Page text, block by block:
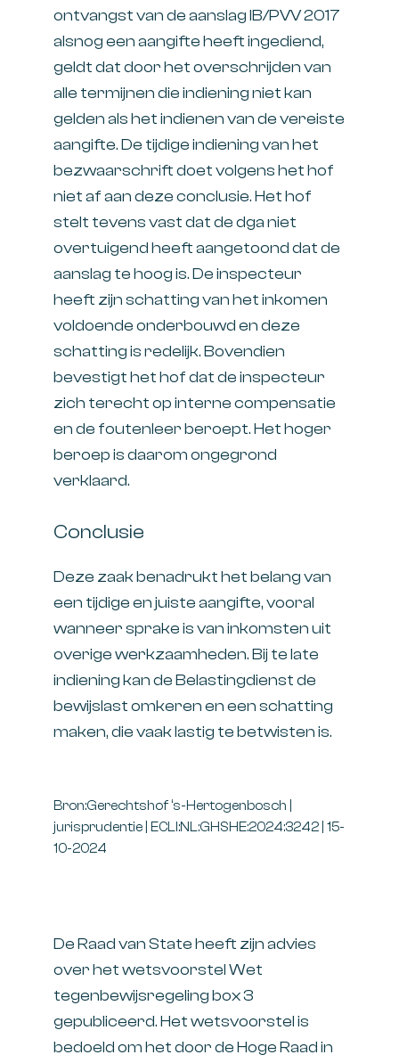
ontvangst van de aanslag IB/PVV 2017
alsnog een aangifte heeft ingediend,
geldt dat door het overschrijden van
alle termijnen die indiening niet kan
gelden als het indienen van de vereiste
aangifte. De tijdige indiening van het
bezwaarschrift doet volgens het hof
niet af aan deze conclusie. Het hof
stelt tevens vast dat de dga niet
overtuigend heeft aangetoond dat de
aanslag te hoog is. De inspecteur
heeft zijn schatting van het inkomen
voldoende onderbouwd en deze
schatting is redelijk. Bovendien
bevestigt het hof dat de inspecteur
zich terecht op interne compensatie
en de foutenleer beroept. Het hoger
beroep is daarom ongegrond
verklaard.
Conclusie
Deze zaak benadrukt het belang van
een tijdige en juiste aangifte, vooral
wanneer sprake is van inkomsten uit
overige werkzaamheden. Bij te late
indiening kan de Belastingdienst de
bewijslast omkeren en een schatting
maken, die vaak lastig te betwisten is.
Bron:Gerechtshof ‘s-Hertogenbosch |
jurisprudentie | ECLI:NL:GHSHE:2024:3242 | 15-
10-2024
De Raad van State heeft zijn advies
over het wetsvoorstel Wet
tegenbewijsregeling box 3
gepubliceerd. Het wetsvoorstel is
bedoeld om het door de Hoge Raad in